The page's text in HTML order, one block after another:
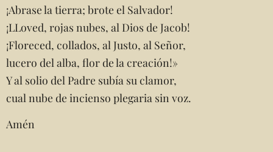
¡Abrase la tierra; brote el Salvador!
¡LLoved, rojas nubes, al Dios de Jacob!
¡Floreced, collados, al Justo, al Señor,
lucero del alba, flor de la creación!»
Y al solio del Padre subía su clamor,
cual nube de incienso plegaria sin voz.
Amén